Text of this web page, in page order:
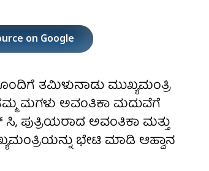
on Google
ತಮಿಳುನಾಡು ಮುಖ್ಯಮಂತ್ರಿ
ಮಗಳು ಅವಂತಿಕಾ ಮದುವೆಗೆ
ಪುತ್ರಿಯರಾದ ಅವಂತಿಕಾ ಮತ್ತು
ಭೇಟಿ ಮಾಡಿ ಆಹ್ವಾನ